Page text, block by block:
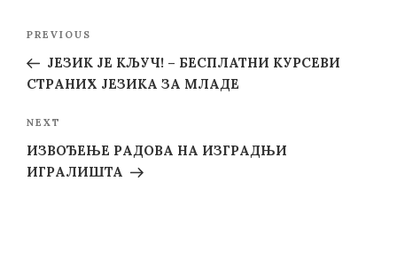
Previous
Post
PREVIOUS
ЈЕЗИК ЈЕ КЉУЧ! – БЕСПЛАТНИ КУРСЕВИ
СТРАНИХ ЈЕЗИКА ЗА МЛАДЕ
Next
Post
NEXT
ИЗВОЂЕЊЕ РАДОВА НА ИЗГРАДЊИ
ИГРАЛИШТА